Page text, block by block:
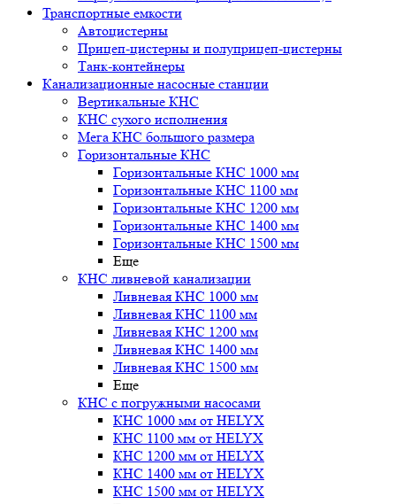
Транспортные емкости
Автоцистерны
Прицеп-цистерны и полуприцеп-цистерны
Танк-контейнеры
Канализационные насосные станции
Вертикальные КНС
КНС сухого исполнения
Мега КНС большого размера
Горизонтальные КНС
Горизонтальные КНС 1000 мм
Горизонтальные КНС 1100 мм
Горизонтальные КНС 1200 мм
Горизонтальные КНС 1400 мм
Горизонтальные КНС 1500 мм
Еще
КНС ливневой канализации
Ливневая КНС 1000 мм
Ливневая КНС 1100 мм
Ливневая КНС 1200 мм
Ливневая КНС 1400 мм
Ливневая КНС 1500 мм
Еще
КНС с погружными насосами
КНС 1000 мм от HELYX
КНС 1100 мм от HELYX
КНС 1200 мм от HELYX
КНС 1400 мм от HELYX
КНС 1500 мм от HELYX